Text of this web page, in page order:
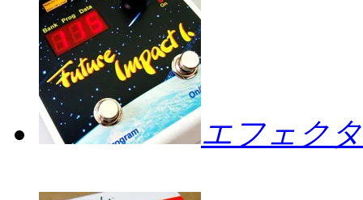
エフェク